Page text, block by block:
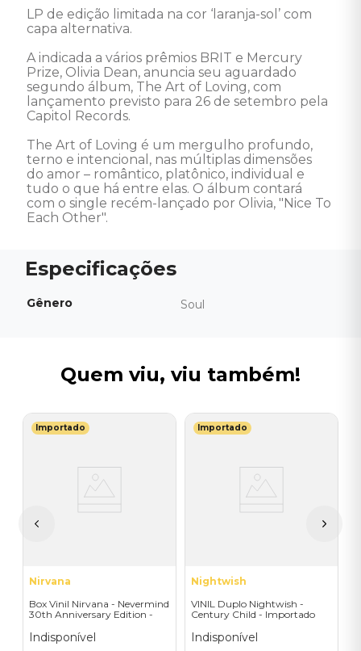
LP de edição limitada na cor ‘laranja-sol’ com
capa alternativa.
A indicada a vários prêmios BRIT e Mercury
Prize, Olivia Dean, anuncia seu aguardado
segundo álbum, The Art of Loving, com
lançamento previsto para 26 de setembro pela
Capitol Records.
The Art of Loving é um mergulho profundo,
terno e intencional, nas múltiplas dimensões
do amor – romântico, platônico, individual e
tudo o que há entre elas. O álbum contará
com o single recém-lançado por Olivia, "Nice To
Each Other".
Gênero Soul
Quem viu, viu também!
Importado
Nirvana
Box Vinil Nirvana - Nevermind
30th Anniversary Edition -
Indisponível
Importado
Nightwish
VINIL Duplo Nightwish -
Century Child - Importado
Indisponível